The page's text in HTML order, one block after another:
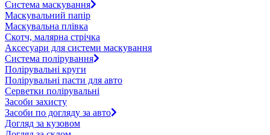
Система маскування
Маскувальний папір
Маскувальна плівка
Скотч, малярна стрічка
Аксесуари для системи маскування
Система полірування
Полірувальні круги
Полірувальні пасти для авто
Серветки полірувальні
Засоби захисту
Засоби по догляду за авто
Догляд за кузовом